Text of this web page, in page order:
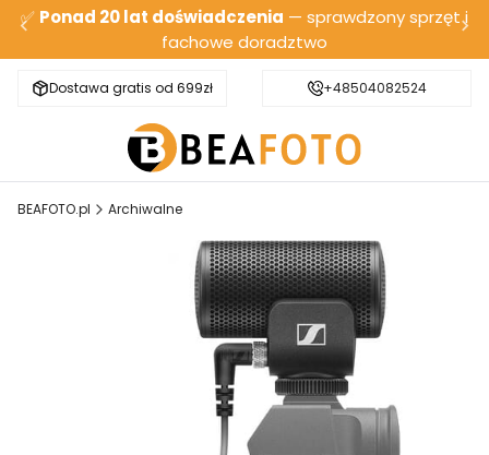
✅ Ponad 20 lat doświadczenia — sprawdzony sprzęt i
fachowe doradztwo
Dostawa gratis od 699zł Bezpieczna wysyłka
+48504082524
BEAFOTO.pl Archiwalne